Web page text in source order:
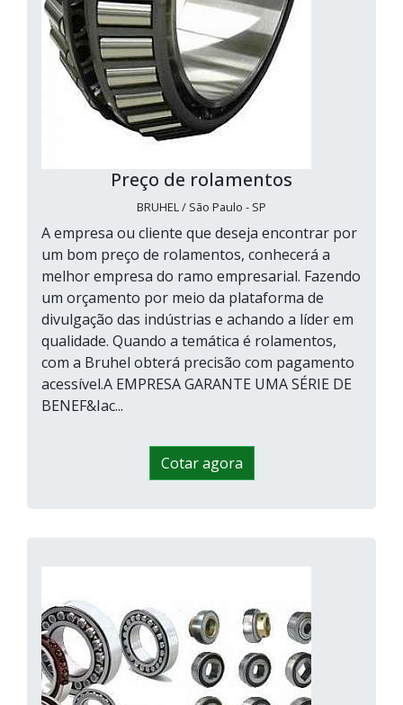
Preço de rolamentos
BRUHEL / São Paulo - SP
A empresa ou cliente que deseja encontrar por
um bom preço de rolamentos, conhecerá a
melhor empresa do ramo empresarial. Fazendo
um orçamento por meio da plataforma de
divulgação das indústrias e achando a líder em
qualidade. Quando a temática é rolamentos,
com a Bruhel obterá precisão com pagamento
acessível.A EMPRESA GARANTE UMA SÉRIE DE
BENEF&Iac...
Cotar agora